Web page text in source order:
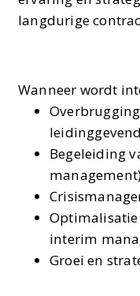
langdurige
Wanneer wordt
Begeleiding
Optimalisatie
interim
Groei en